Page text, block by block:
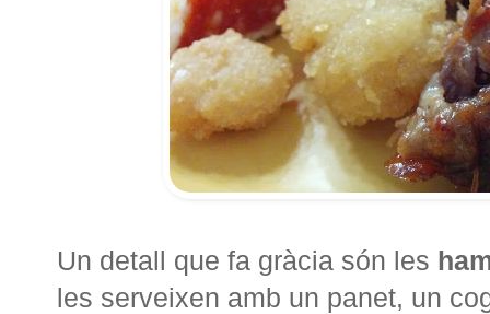
Un detall que fa gràcia són les
les serveixen amb un panet, un